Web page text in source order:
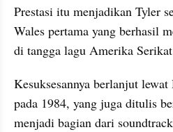
Prestasi itu menjadikan Tyler
Wales pertama yang berhasil
di tangga lagu Amerika
Kesuksesannya berlanjut
pada 1984, yang juga ditulis
menjadi bagian dari